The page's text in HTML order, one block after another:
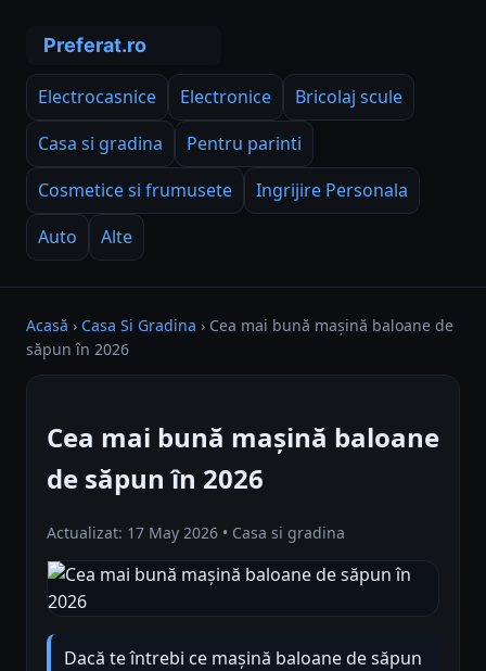
Electrocasnice Electronice
Bricolaj scule
Casa si gradina
Pentru parinti
Cosmetice si frumusete
Ingrijire Personala
Auto
Alte
Acasă › Casa Si Gradina › Cea mai bună mașină baloane de
săpun în 2026
Cea mai bună mașină baloane
de săpun în 2026
Actualizat: 17 May 2026 • Casa si gradina
Dacă te întrebi ce mașină baloane de săpun